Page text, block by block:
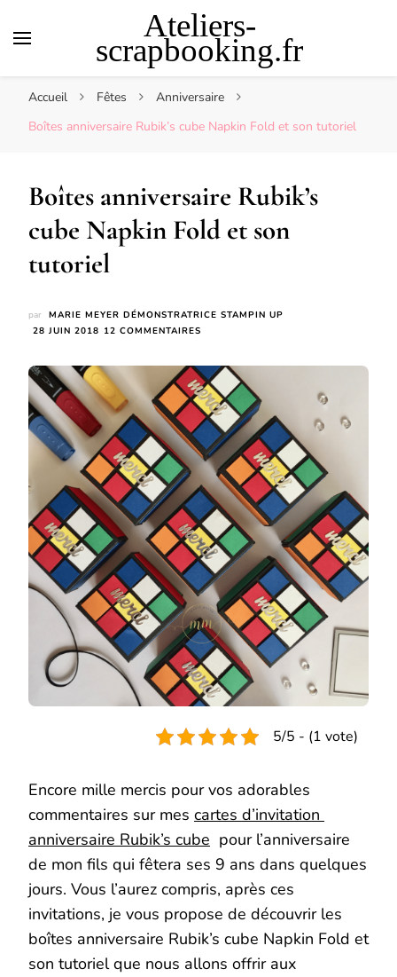
Ateliers-
scrapbooking.fr
Accueil Fêtes
Anniversaire
Boîtes anniversaire Rubik’s cube Napkin Fold et son tutoriel
Boîtes anniversaire Rubik’s
cube Napkin Fold et son
tutoriel
par
MARIE MEYER DÉMONSTRATRICE STAMPIN UP
28 JUIN 2018 12 COMMENTAIRES
RUBIK’S
CUBE
NAPKIN
FOLD
ET
SON
TUTORIEL
5/5 - (1 vote)
Encore mille mercis pour vos adorables
commentaires sur mes cartes d’invitation
anniversaire Rubik’s cube pour l’anniversaire
de mon fils qui fêtera ses 9 ans dans quelques
jours. Vous l’aurez compris, après ces
invitations, je vous propose de découvrir les
boîtes anniversaire Rubik’s cube Napkin Fold et
son tutoriel que nous allons offrir aux